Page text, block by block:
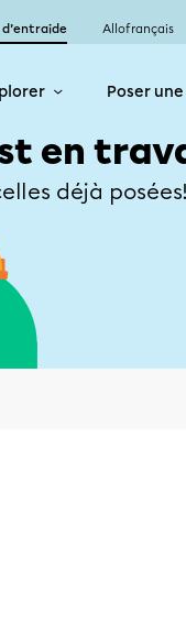
d’entraide Allofrançais
Poser
en
déjà